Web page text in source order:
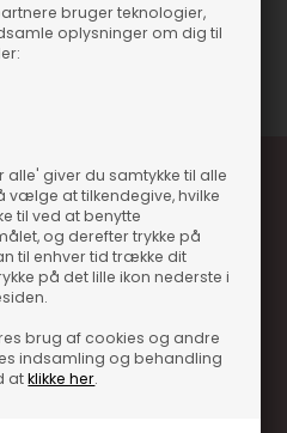
bruger teknologier,
oplysninger om dig til
alle' giver du samtykke til alle
vælge at tilkendegive, hvilke
til ved at benytte
og derefter trykke på
til enhver tid trække dit
på det lille ikon nederste i
brug af cookies og andre
indsamling og behandling
atklikke her.
når du handler
kun til klubkunder